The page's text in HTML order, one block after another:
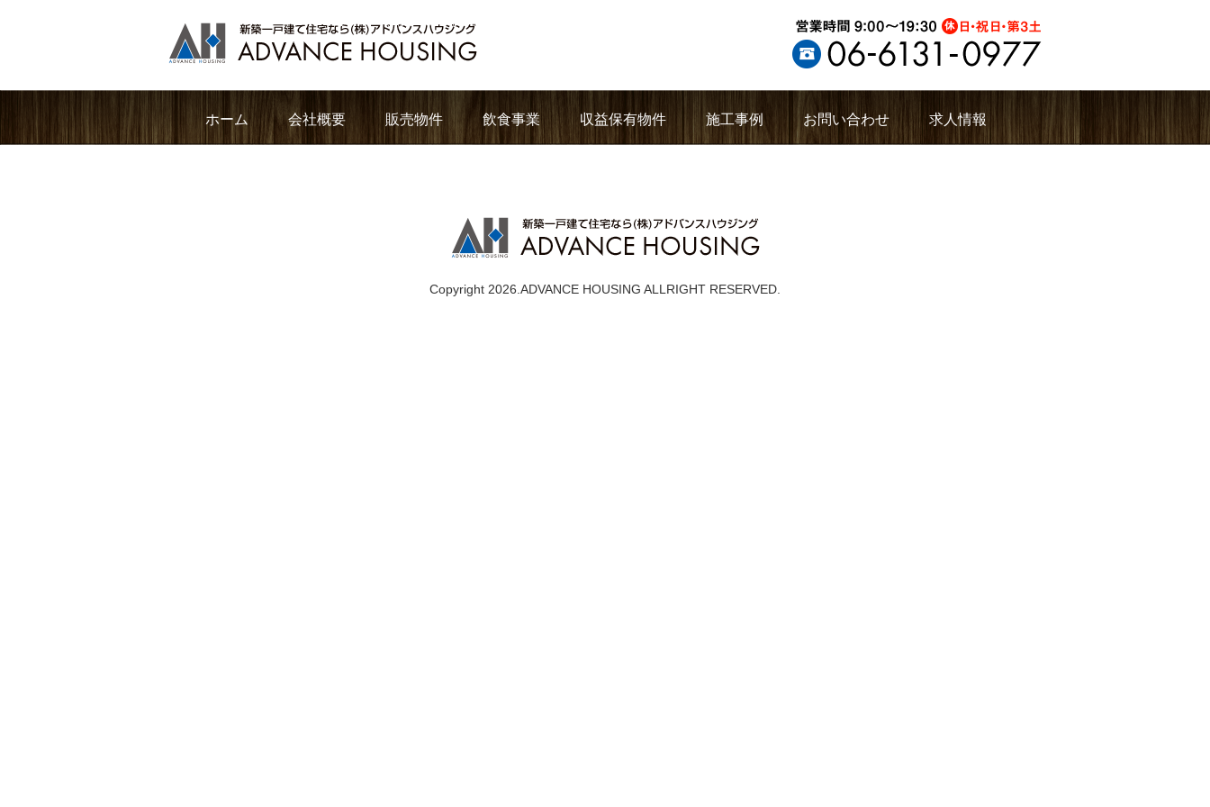
ホーム 会社概要 販売物件 飲食事業 収益保有物件 施工事例 お問い合わせ 求人情報
Copyright 2026.ADVANCE HOUSING ALLRIGHT RESERVED.